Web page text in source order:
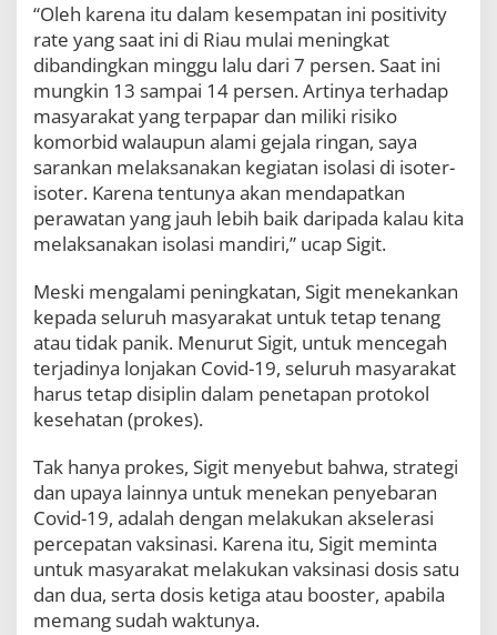
“Oleh karena itu dalam kesempatan ini positivity
rate yang saat ini di Riau mulai meningkat
dibandingkan minggu lalu dari 7 persen. Saat ini
mungkin 13 sampai 14 persen. Artinya terhadap
masyarakat yang terpapar dan miliki risiko
komorbid walaupun alami gejala ringan, saya
sarankan melaksanakan kegiatan isolasi di isoter-
isoter. Karena tentunya akan mendapatkan
perawatan yang jauh lebih baik daripada kalau kita
melaksanakan isolasi mandiri,” ucap Sigit.
Meski mengalami peningkatan, Sigit menekankan
kepada seluruh masyarakat untuk tetap tenang
atau tidak panik. Menurut Sigit, untuk mencegah
terjadinya lonjakan Covid-19, seluruh masyarakat
harus tetap disiplin dalam penetapan protokol
kesehatan (prokes).
Tak hanya prokes, Sigit menyebut bahwa, strategi
dan upaya lainnya untuk menekan penyebaran
Covid-19, adalah dengan melakukan akselerasi
percepatan vaksinasi. Karena itu, Sigit meminta
untuk masyarakat melakukan vaksinasi dosis satu
dan dua, serta dosis ketiga atau booster, apabila
memang sudah waktunya.